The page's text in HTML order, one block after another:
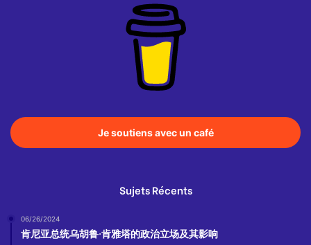
Je soutiens avec un café
Sujets Récents
06/26/2024
肯尼亚总统乌胡鲁·肯雅塔的政治立场及其影响